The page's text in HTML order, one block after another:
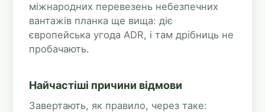
міжнародних перевезень небезпечних
вантажів планка ще вища: діє
європейська угода ADR, і там дрібниць не
пробачають.
Найчастіші причини відмови
Завертають, як правило, через таке: